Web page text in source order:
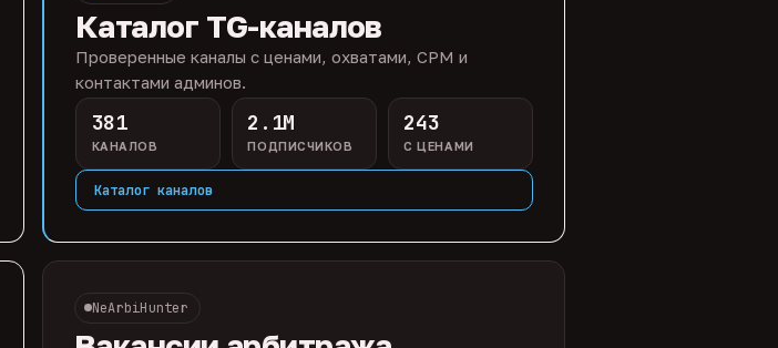
Каталог TG-каналов
Проверенные каналы с ценами, охватами, CPM и
контактами админов.
381
КАНАЛОВ
2.1M
ПОДПИСЧИКОВ
243
С ЦЕНАМИ
Каталог каналов
NeArbiHunter